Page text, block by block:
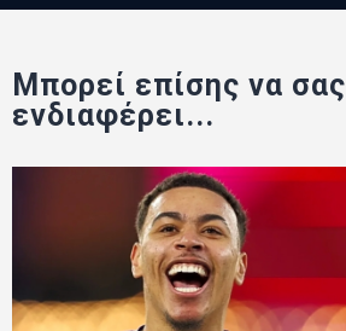
Μπορεί επίσης να σας
ενδιαφέρει...